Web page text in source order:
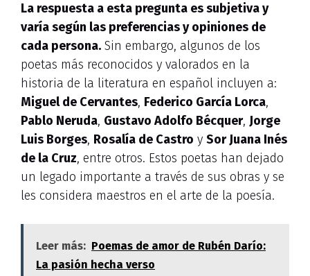
La respuesta a esta pregunta es subjetiva y
varía según las preferencias y opiniones de
cada persona. Sin embargo, algunos de los
poetas más reconocidos y valorados en la
historia de la literatura en español incluyen a:
Miguel de Cervantes, Federico García Lorca,
Pablo Neruda, Gustavo Adolfo Bécquer, Jorge
Luis Borges, Rosalía de Castro y Sor Juana Inés
de la Cruz, entre otros. Estos poetas han dejado
un legado importante a través de sus obras y se
les considera maestros en el arte de la poesía.
Leer más: Poemas de amor de Rubén Darío:
La pasión hecha verso